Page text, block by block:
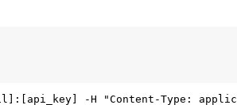
-H "Content-Type: